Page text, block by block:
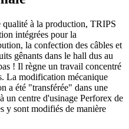
à la production, TRIPS
intégrées pour la
la confection des câbles et
gênants dans le hall dus au
! Il règne un travail concentré
La modification mécanique
a été "transférée" dans une
un centre d'usinage Perforex de
y sont modifiés de manière